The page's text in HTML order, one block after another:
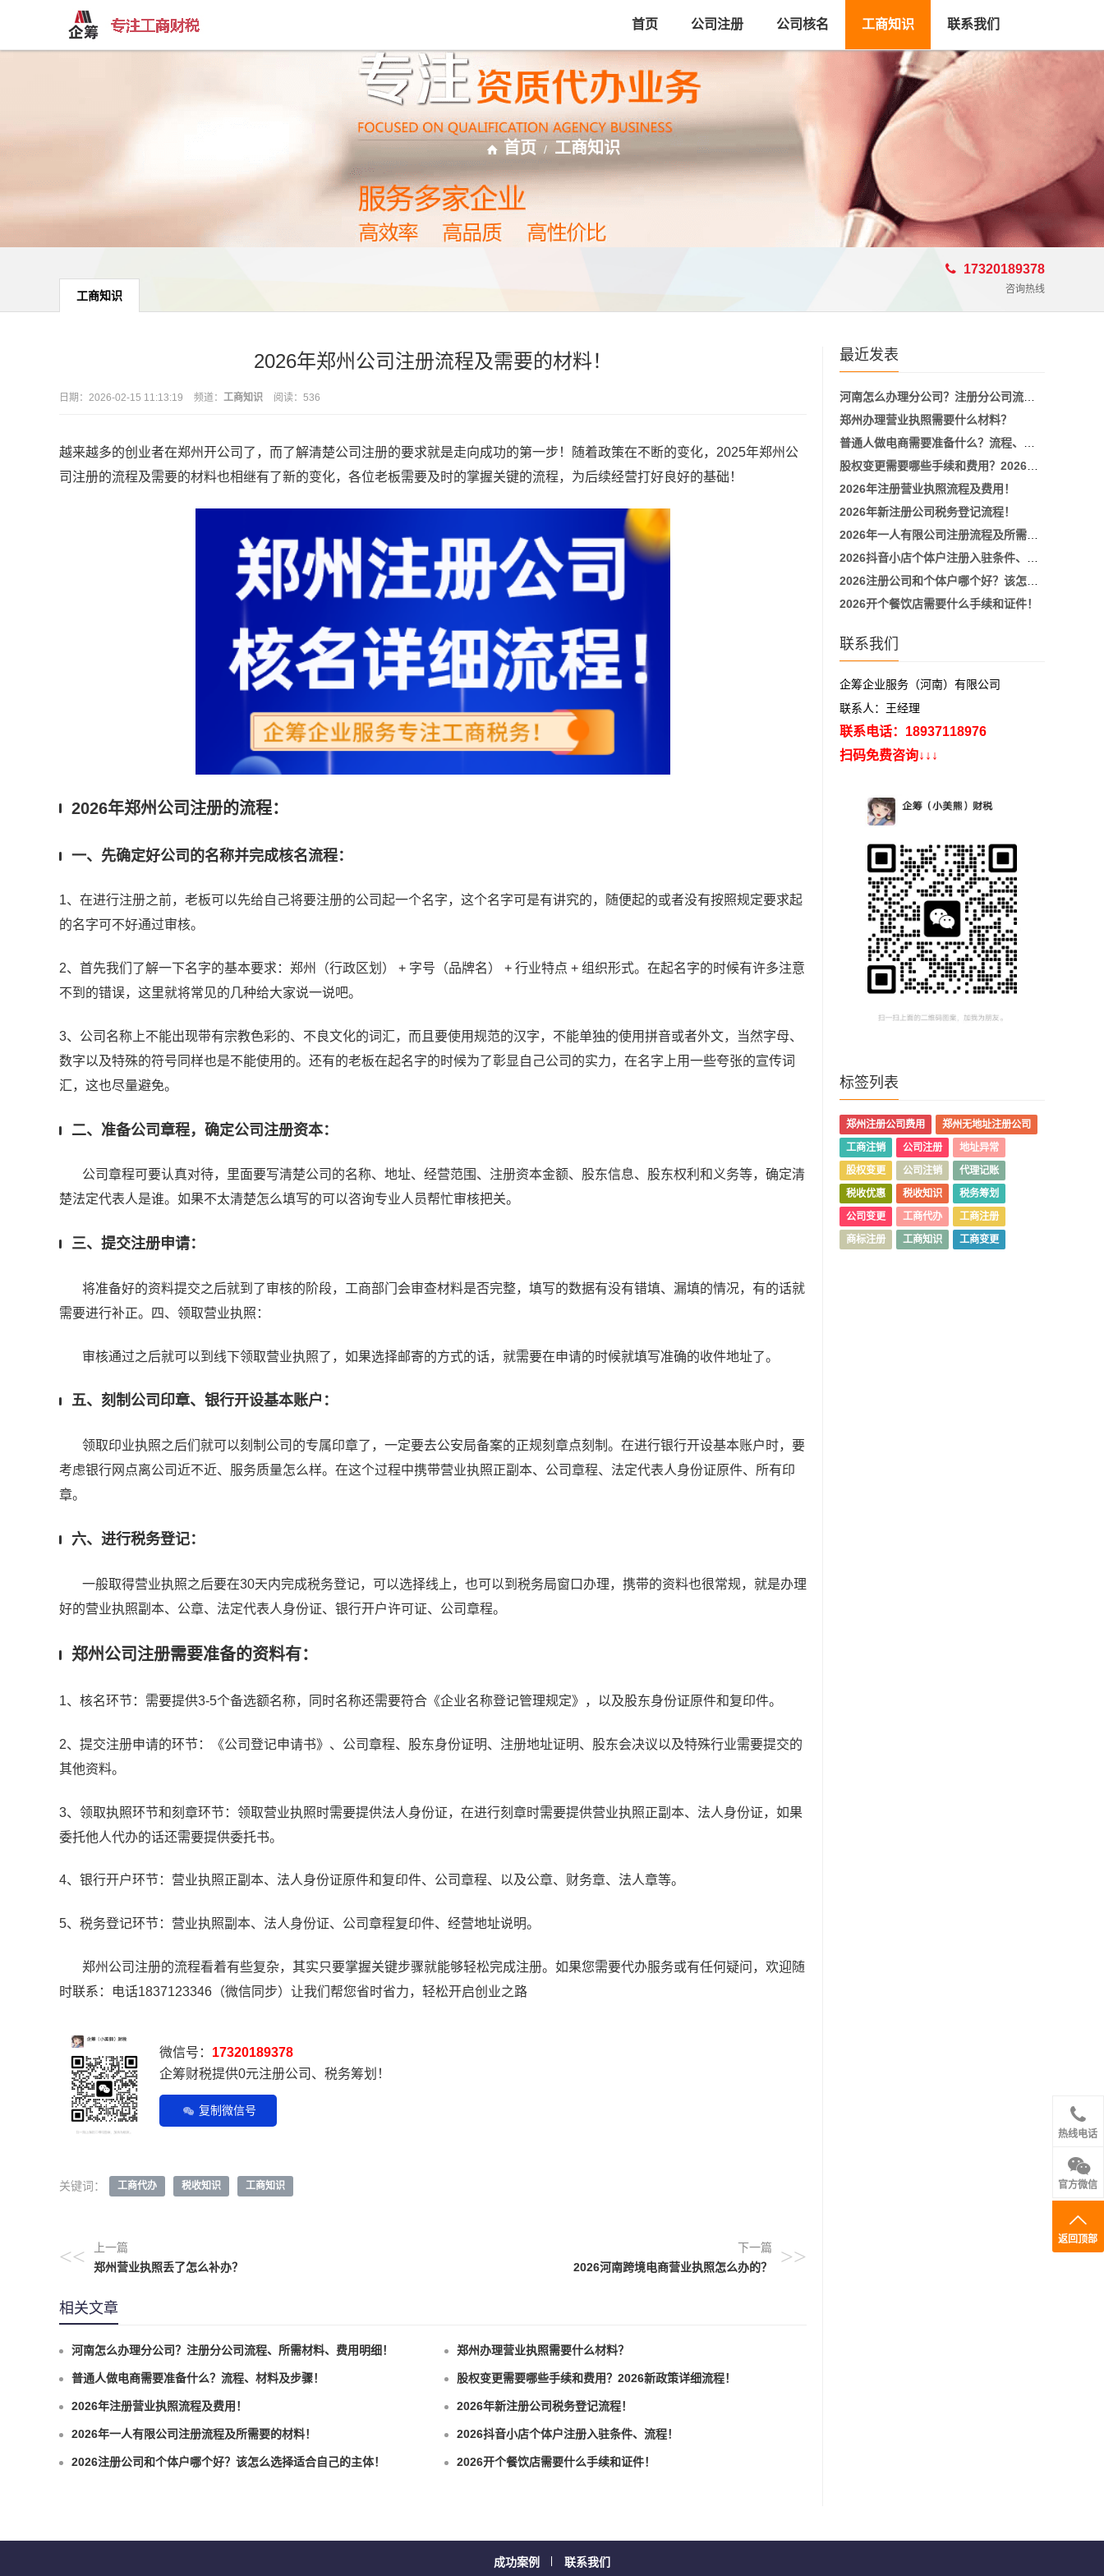
首页 公司注册 公司核名 工商知识 联系我们
首页 / 工商知识
工商知识
17320189378
咨询热线
最近发表
郑州办理营业执照需要什么材料？
2026年注册营业执照流程及费用！
2026年新注册公司税务登记流程！
2026开个餐饮店需要什么手续和证件！
联系我们
企筹企业服务（河南）有限公司
联系人：王经理
联系电话：18937118976
扫码免费咨询↓↓↓
标签列表
郑州注册公司费用
郑州无地址注册公司
工商注销
公司注册
地址异常
股权变更
公司注销
代理记账
税收优惠
税收知识
税务筹划
公司变更
工商代办
工商注册
商标注册
工商知识 工商变更
2026年郑州公司注册流程及需要的材料！
日期： 2026-02-15 11:13:19 频道： 工商知识 阅读：536
越来越多的创业者在郑州开公司了，而了解清楚公司注册的要求就是走向成功的第一步！随着政策在不断的变化，2025年郑州公
司注册的流程及需要的材料也相继有了新的变化，各位老板需要及时的掌握关键的流程，为后续经营打好良好的基础！
2026年郑州公司注册的流程：
一、先确定好公司的名称并完成核名流程：
1、在进行注册之前，老板可以先给自己将要注册的公司起一个名字，这个名字可是有讲究的，随便起的或者没有按照规定要求起
的名字可不好通过审核。
2、首先我们了解一下名字的基本要求：郑州（行政区划） + 字号（品牌名） + 行业特点 + 组织形式。在起名字的时候有许多注意
不到的错误，这里就将常见的几种给大家说一说吧。
3、公司名称上不能出现带有宗教色彩的、不良文化的词汇，而且要使用规范的汉字，不能单独的使用拼音或者外文，当然字母、
数字以及特殊的符号同样也是不能使用的。还有的老板在起名字的时候为了彰显自己公司的实力，在名字上用一些夸张的宣传词
汇，这也尽量避免。
二、准备公司章程，确定公司注册资本：
公司章程可要认真对待，里面要写清楚公司的名称、地址、经营范围、注册资本金额、股东信息、股东权利和义务等，确定清
楚法定代表人是谁。如果不太清楚怎么填写的可以咨询专业人员帮忙审核把关。
三、提交注册申请：
将准备好的资料提交之后就到了审核的阶段，工商部门会审查材料是否完整，填写的数据有没有错填、漏填的情况，有的话就
需要进行补正。四、领取营业执照：
审核通过之后就可以到线下领取营业执照了，如果选择邮寄的方式的话，就需要在申请的时候就填写准确的收件地址了。
五、刻制公司印章、银行开设基本账户：
领取印业执照之后们就可以刻制公司的专属印章了，一定要去公安局备案的正规刻章点刻制。在进行银行开设基本账户时，要
考虑银行网点离公司近不近、服务质量怎么样。在这个过程中携带营业执照正副本、公司章程、法定代表人身份证原件、所有印
章。
六、进行税务登记：
一般取得营业执照之后要在30天内完成税务登记，可以选择线上，也可以到税务局窗口办理，携带的资料也很常规，就是办理
好的营业执照副本、公章、法定代表人身份证、银行开户许可证、公司章程。
郑州公司注册需要准备的资料有：
1、核名环节：需要提供3-5个备选额名称，同时名称还需要符合《企业名称登记管理规定》，以及股东身份证原件和复印件。
2、提交注册申请的环节：《公司登记申请书》、公司章程、股东身份证明、注册地址证明、股东会决议以及特殊行业需要提交的
其他资料。
3、领取执照环节和刻章环节：领取营业执照时需要提供法人身份证，在进行刻章时需要提供营业执照正副本、法人身份证，如果
委托他人代办的话还需要提供委托书。
4、银行开户环节：营业执照正副本、法人身份证原件和复印件、公司章程、以及公章、财务章、法人章等。
5、税务登记环节：营业执照副本、法人身份证、公司章程复印件、经营地址说明。
郑州公司注册的流程看着有些复杂，其实只要掌握关键步骤就能够轻松完成注册。如果您需要代办服务或有任何疑问，欢迎随
时联系：电话1837123346（微信同步）让我们帮您省时省力，轻松开启创业之路
微信号： 17320189378
企筹财税提供0元注册公司、税务筹划！
复制微信号
关键词： 工商代办 税收知识 工商知识
<<
上一篇
郑州营业执照丢了怎么补办？
下一篇
2026河南跨境电商营业执照怎么办的？
>>
相关文章
河南怎么办理分公司？注册分公司流程、所需材料、费用明细！ 郑州办理营业执照需要什么材料？
普通人做电商需要准备什么？流程、材料及步骤！ 股权变更需要哪些手续和费用？2026新政策详细流程！
2026年注册营业执照流程及费用！ 2026年新注册公司税务登记流程！
2026年一人有限公司注册流程及所需要的材料！ 2026抖音小店个体户注册入驻条件、流程！
2026注册公司和个体户哪个好？该怎么选择适合自己的主体！ 2026开个餐饮店需要什么手续和证件！
热线电话
官方微信
返回顶部
成功案例 联系我们